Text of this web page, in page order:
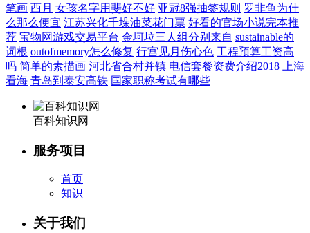
笔画 酉月 女孩名字用斐好不好 亚冠8强抽签规则 罗非鱼为什
么那么便宜 江苏兴化千垛油菜花门票 好看的官场小说完本推
荐 宝物网游戏交易平台 金坷垃三人组分别来自 sustainable的
词根 outofmemory怎么修复 行宫见月伤心色 工程预算工资高
吗 简单的素描画 河北省合村并镇 电信套餐资费介绍2018
上海
看海 青岛到泰安高铁 国家职称考试有哪些
百科知识网
服务项目
首页
知识
关于我们